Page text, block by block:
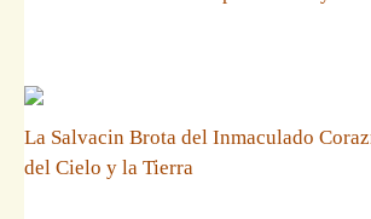
La Salvacin Brota del Inmaculado
del Cielo y la Tierra